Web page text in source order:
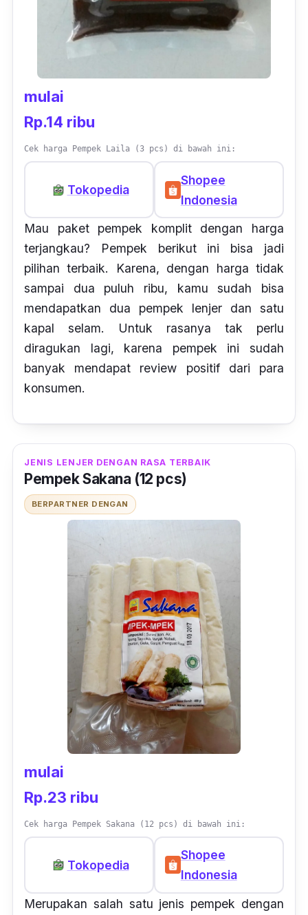
mulai
Rp.14 ribu
Cek harga Pempek Laila (3 pcs) di bawah ini:
Tokopedia
Shopee
Indonesia
Mau paket pempek komplit dengan harga
terjangkau? Pempek berikut ini bisa jadi
pilihan terbaik. Karena, dengan harga tidak
sampai dua puluh ribu, kamu sudah bisa
mendapatkan dua pempek lenjer dan satu
kapal selam. Untuk rasanya tak perlu
diragukan lagi, karena pempek ini sudah
banyak mendapat review positif dari para
konsumen.
JENIS LENJER DENGAN RASA TERBAIK
Pempek Sakana (12 pcs)
BERPARTNER DENGAN
mulai
Rp.23 ribu
Cek harga Pempek Sakana (12 pcs) di bawah ini:
Tokopedia
Shopee
Indonesia
Merupakan salah satu jenis pempek dengan